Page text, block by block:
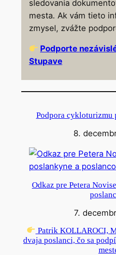
sledovania
mesta. Ak vám tieto
zmysel, zvážte
Podporte
Stupave
Podpora cykloturizmu
8.
Odkaz pre Petera
7.
Patrik KOLLAROCI,
dvaja poslanci, čo sa